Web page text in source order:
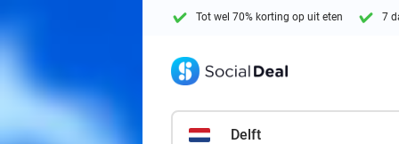
Tot wel 70% korting op uit eten 7
Delft